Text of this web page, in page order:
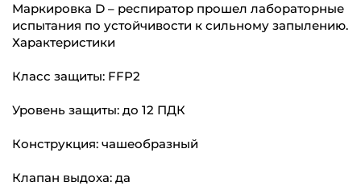
Маркировка D – респиратор прошел лабораторные
испытания по устойчивости к сильному запылению.
Характеристики
Класс защиты: FFP2
Уровень защиты: до 12 ПДК
Конструкция: чашеобразный
Клапан выдоха: да